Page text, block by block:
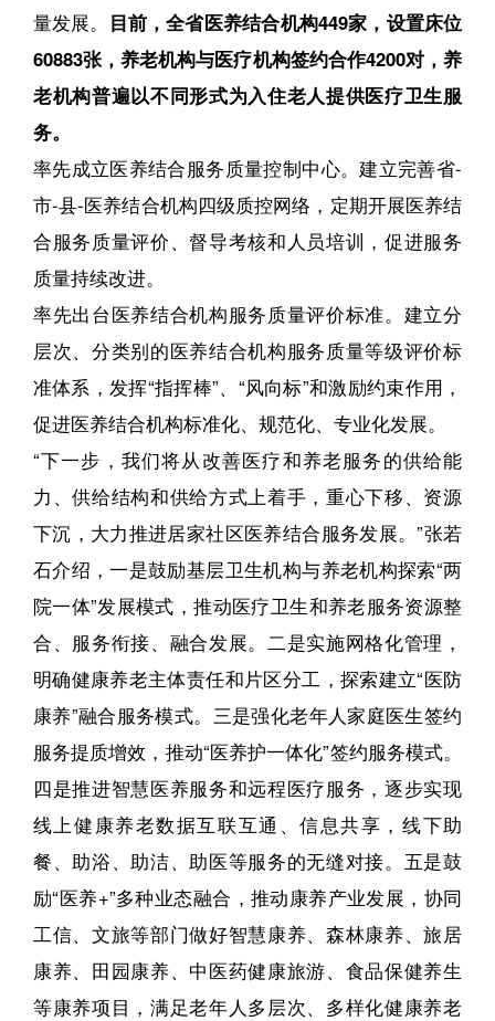
量发展。 目前，全省医养结合机构449家，设置床位
60883张，养老机构与医疗机构签约合作4200对，养
老机构普遍以不同形式为入住老人提供医疗卫生服
务。
率先成立医养结合服务质量控制中心。建立完善省-
市-县-医养结合机构四级质控网络，定期开展医养结
合服务质量评价、督导考核和人员培训，促进服务
质量持续改进。
率先出台医养结合机构服务质量评价标准。建立分
层次、分类别的医养结合机构服务质量等级评价标
准体系，发挥“指挥棒”、“风向标”和激励约束作用，
促进医养结合机构标准化、规范化、专业化发展。
“下一步，我们将从改善医疗和养老服务的供给能
力、供给结构和供给方式上着手，重心下移、资源
下沉，大力推进居家社区医养结合服务发展。”张若
石介绍，一是鼓励基层卫生机构与养老机构探索“两
院一体”发展模式，推动医疗卫生和养老服务资源整
合、服务衔接、融合发展。二是实施网格化管理，
明确健康养老主体责任和片区分工，探索建立“医防
康养”融合服务模式。三是强化老年人家庭医生签约
服务提质增效，推动“医养护一体化”签约服务模式。
四是推进智慧医养服务和远程医疗服务，逐步实现
线上健康养老数据互联互通、信息共享，线下助
餐、助浴、助洁、助医等服务的无缝对接。五是鼓
励“医养+”多种业态融合，推动康养产业发展，协同
工信、文旅等部门做好智慧康养、森林康养、旅居
康养、田园康养、中医药健康旅游、食品保健养生
等康养项目，满足老年人多层次、多样化健康养老